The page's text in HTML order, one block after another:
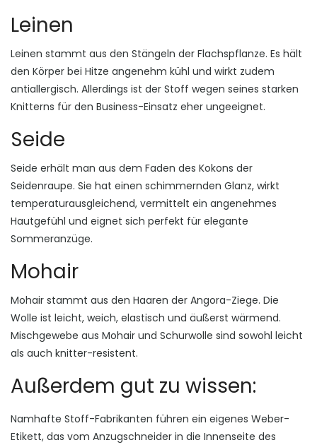
Leinen
Leinen stammt aus den Stängeln der Flachspflanze. Es hält
den Körper bei Hitze angenehm kühl und wirkt zudem
antiallergisch. Allerdings ist der Stoff wegen seines starken
Knitterns für den Business-Einsatz eher ungeeignet.
Seide
Seide erhält man aus dem Faden des Kokons der
Seidenraupe. Sie hat einen schimmernden Glanz, wirkt
temperaturausgleichend, vermittelt ein angenehmes
Hautgefühl und eignet sich perfekt für elegante
Sommeranzüge.
Mohair
Mohair stammt aus den Haaren der Angora-Ziege. Die
Wolle ist leicht, weich, elastisch und äußerst wärmend.
Mischgewebe aus Mohair und Schurwolle sind sowohl leicht
als auch knitter-resistent.
Außerdem gut zu wissen:
Namhafte Stoff-Fabrikanten führen ein eigenes Weber­
Etikett, das vom Anzugschneider in die Innenseite des